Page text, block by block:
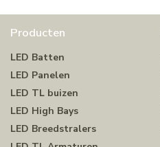
Producten
LED Batten
LED Panelen
LED TL buizen
LED High Bays
LED Breedstralers